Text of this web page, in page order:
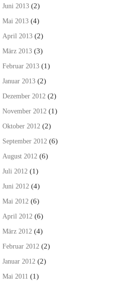
Juni 2013 (2)
Mai 2013 (4)
April 2013 (2)
März 2013 (3)
Februar 2013 (1)
Januar 2013 (2)
Dezember 2012 (2)
November 2012 (1)
Oktober 2012 (2)
September 2012 (6)
August 2012 (6)
Juli 2012 (1)
Juni 2012 (4)
Mai 2012 (6)
April 2012 (6)
März 2012 (4)
Februar 2012 (2)
Januar 2012 (2)
Mai 2011 (1)